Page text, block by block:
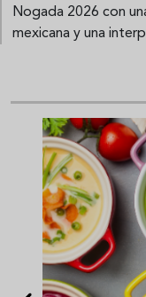
Nogada 2026 con
mexicana y una